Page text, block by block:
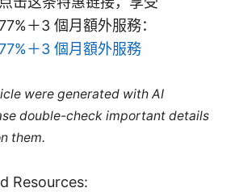
＋3 個月額外服務：
＋3 個月額外服務
were generated with AI
double-check important details
them.
Resources: